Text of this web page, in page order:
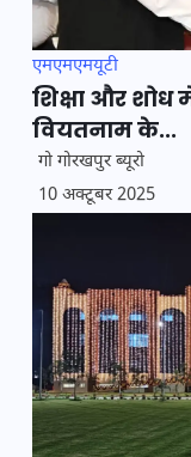
एमएमएमयूटी
शिक्षा और शोध
वियतनाम के...
गो गोरखपुर ब्यूरो
10 अक्टूबर 2025